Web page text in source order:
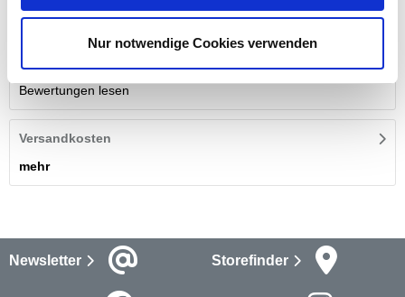
Nur notwendige Cookies verwenden
mehr
Bewertungen lesen
Versandkosten
mehr
Newsletter Storefinder